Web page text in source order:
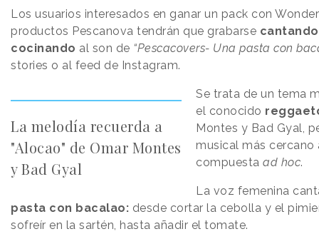
Los usuarios interesados en ganar un pack con
productos Pescanova tendrán que grabarse
cocinando al son de “Pescacovers- Una pasta con
stories o al feed de Instagram.
La melodía recuerda a
"Alocao" de Omar Montes
y Bad Gyal
Se trata de un tema
el conocido
Montes y Bad Gyal,
musical más
compuesta ad hoc.
La voz femenina
pasta con bacalao: desde cortar la cebolla y el
sofreír en la sartén, hasta añadir el tomate.